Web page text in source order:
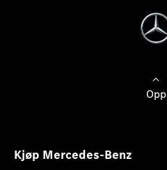
Opp
Kjøp Mercedes-Benz